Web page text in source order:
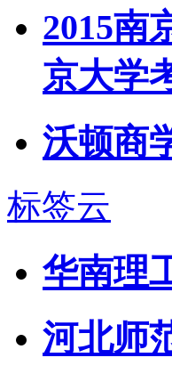
2015南
京大学
沃顿商
标签云
华南理
河北师